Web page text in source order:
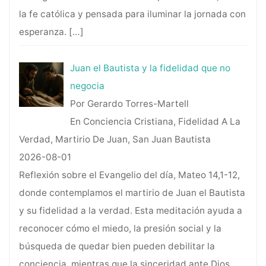
la fe católica y pensada para iluminar la jornada con
esperanza. […]
Juan el Bautista y la fidelidad que no
negocia
Por Gerardo Torres-Martell
En Conciencia Cristiana, Fidelidad A La
Verdad, Martirio De Juan, San Juan Bautista
2026-08-01
Reflexión sobre el Evangelio del día, Mateo 14,1-12,
donde contemplamos el martirio de Juan el Bautista
y su fidelidad a la verdad. Esta meditación ayuda a
reconocer cómo el miedo, la presión social y la
búsqueda de quedar bien pueden debilitar la